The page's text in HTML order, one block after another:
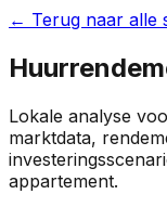
← Terug naar alle
Lokale analyse
marktdata,
appartement.